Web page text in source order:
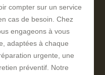
compter sur un service
cas de besoin. Chez
engageons à vous
adaptées à chaque
urgente, une
préventif. Notre